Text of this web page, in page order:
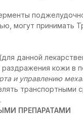
могут принимать
данной
кожи в
и управлению
транспортными
ПРЕПАРАТАМИ